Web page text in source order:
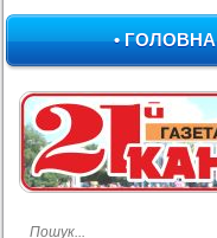
• ГОЛОВНА